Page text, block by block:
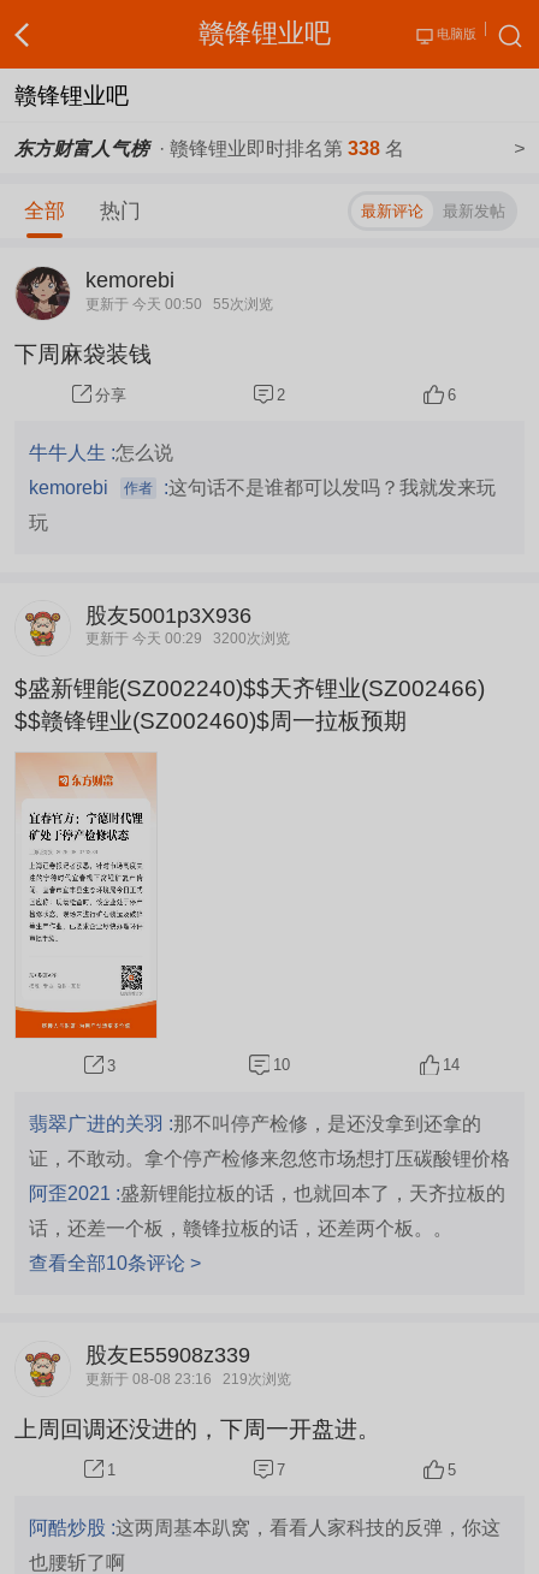
赣锋锂业吧 电脑版
赣锋锂业吧
东方财富人气榜· 赣锋锂业即时排名第 338 名 >
全部 热门 最新评论 最新发帖
kemorebi
更新于 今天 00:50 55次浏览
下周麻袋装钱
分享 2 6
牛牛人生 :怎么说
kemorebi
作者 :这句话不是谁都可以发吗？我就发来玩
玩
股友5001p3X936
更新于 今天 00:29 3200次浏览
$盛新锂能(SZ002240)$$天齐锂业(SZ002466)
$$赣锋锂业(SZ002460)$周一拉板预期
3 10 14
翡翠广进的关羽 :那不叫停产检修，是还没拿到还拿的
证，不敢动。拿个停产检修来忽悠市场想打压碳酸锂价格
阿歪2021 :盛新锂能拉板的话，也就回本了，天齐拉板的
话，还差一个板，赣锋拉板的话，还差两个板。。
查看全部10条评论 >
股友E55908z339
更新于 08-08 23:16 219次浏览
上周回调还没进的，下周一开盘进。
1 7 5
阿酷炒股 :这两周基本趴窝，看看人家科技的反弹，你这
也腰斩了啊